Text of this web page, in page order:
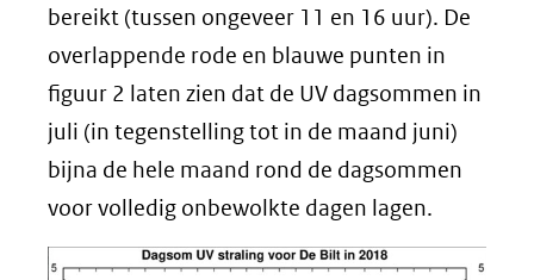
bereikt (tussen ongeveer 11 en 16 uur). De
overlappende rode en blauwe punten in
figuur 2 laten zien dat de UV dagsommen in
juli (in tegenstelling tot in de maand juni)
bijna de hele maand rond de dagsommen
voor volledig onbewolkte dagen lagen.